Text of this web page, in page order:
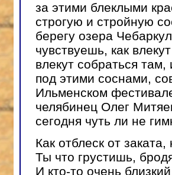
за этими блеклыми
строгую и стройную
берегу озера
чувствуешь, как
влекут собраться
под этими соснами,
Ильменском
челябинец Олег
сегодня чуть ли не
Как отблеск от
Ты что грустишь,
И кто-то очень